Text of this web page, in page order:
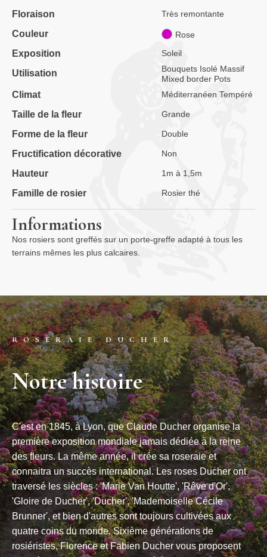
Floraison
Très remontante
Couleur Rose
Exposition Soleil
Utilisation
Bouquets Isolé Massif
Mixed border Pots
Climat Méditerranéen Tempéré
Taille de la fleur Grande
Forme de la fleur Double
Fructification décorative Non
Hauteur 1m à 1,5m
Famille de rosier Rosier thé
Informations
Nos rosiers sont greffés sur un porte-greffe adapté à tous les
terrains mêmes les plus calcaires.
ROSERAIE DUCHER
Notre histoire
C'est en 1845, à Lyon, que Claude Ducher organise la
première exposition mondiale jamais dédiée à la reine
des fleurs. La même année, il crée sa roseraie et
connaitra un succès international. Les roses Ducher ont
traversé les siècles : 'Marie Van Houtte', 'Rêve d'Or',
'Gloire de Ducher', 'Ducher', 'Mademoiselle Cécile
Brunner', et bien d'autres sont toujours cultivées aux
quatre coins du monde. Sixième générations de
rosiéristes, Florence et Fabien Ducher vous proposent